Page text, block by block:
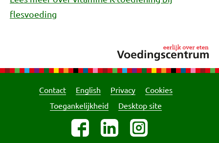
flesvoeding
Contact English Privacy
Cookies
Toegankelijkheid
Desktop site